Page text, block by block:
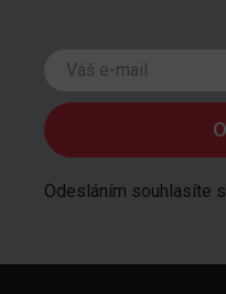
Odesláním souhlasíte s